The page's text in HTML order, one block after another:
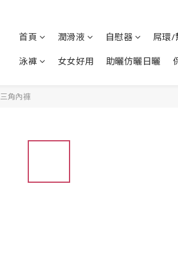
首頁 潤滑液 自慰器 屌環/
泳褲 女女好用 助曬仿曬日曬
三角內褲